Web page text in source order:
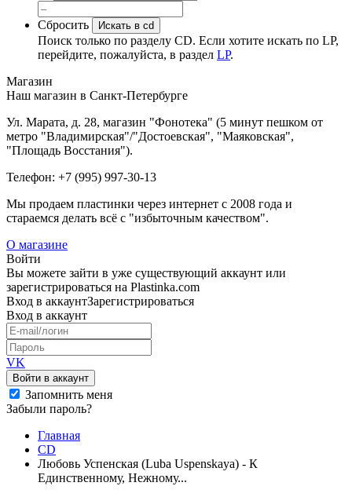
Сбросить Искать в cd
Поиск только по разделу CD. Если хотите искать по LP,
перейдите, пожалуйста, в раздел LP.
Магазин
Наш магазин в Санкт-Петербурге
Ул. Марата, д. 28, магазин "Фонотека" (5 минут пешком от
метро "Владимирская"/"Достоевская", "Маяковская",
"Площадь Восстания").
Телефон: +7 (995) 997-30-13
Мы продаем пластинки через интернет c 2008 года и
стараемся делать всё с "избыточным качеством".
О магазине
Войти
Вы можете зайти в уже существующий аккаунт или
зарегистрироваться на Plastinka.com
Вход в аккаунтЗарегистрироваться
Вход в аккаунт
VK
Войти в аккаунт
Запомнить меня
Забыли пароль?
Главная
CD
Любовь Успенская (Luba Uspenskaya) - К
Единственному, Нежному...